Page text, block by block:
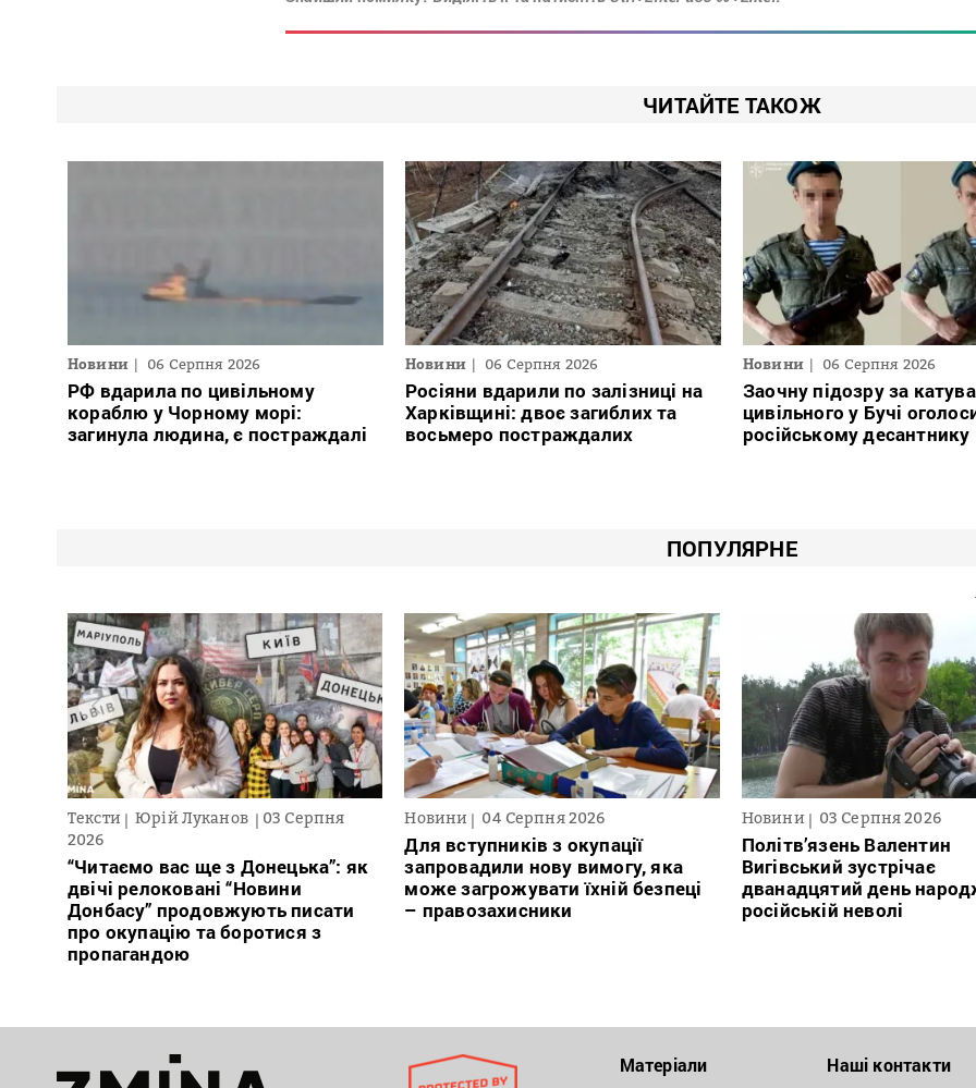
ЧИТАЙТЕ ТАКОЖ
Новини 06 Серпня 2026
РФ вдарила по цивільному
кораблю у Чорному морі:
загинула людина, є постраждалі
Новини 06 Серпня 2026
Росіяни вдарили по залізниці на
Харківщині: двоє загиблих та
восьмеро постраждалих
Новини 06 Серпня 2026
Заочну підозру за
цивільного у Бучі
російському десантнику
ПОПУЛЯРНЕ
Тексти Юрій Луканов
03 Серпня
2026
“Читаємо вас ще з Донецька”: як
двічі релоковані “Новини
Донбасу” продовжують писати
про окупацію та боротися з
пропагандою
Новини 04 Серпня 2026
Для вступників з окупації
запровадили нову вимогу, яка
може загрожувати їхній безпеці
– правозахисники
Новини 03 Серпня 2026
Політв’язень Валентин
Вигівський зустрічає
дванадцятий день
російській неволі
Матеріали Наші контакти